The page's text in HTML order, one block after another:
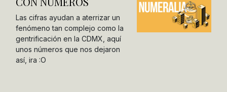
Las cifras ayudan a aterrizar un
fenómeno tan complejo como la
gentrificación en la CDMX, aquí
unos números que nos dejaron
así, ira :O